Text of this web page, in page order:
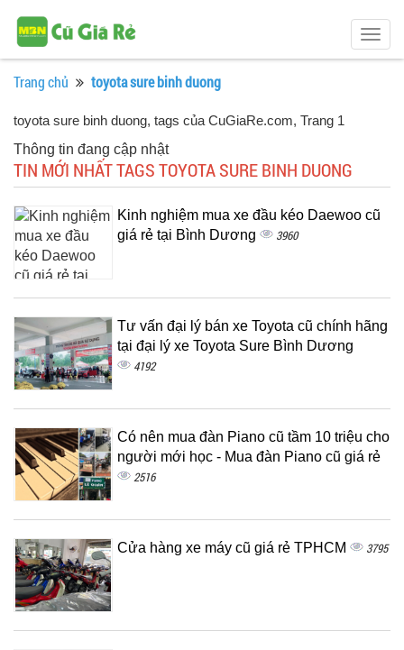
Trang chủ toyota sure binh duong
toyota sure binh duong, tags của CuGiaRe.com, Trang 1
Thông tin đang cập nhật
TIN MỚI NHẤT TAGS TOYOTA SURE BINH DUONG
Kinh nghiệm mua xe đầu kéo Daewoo cũ
giá rẻ tại Bình Dương
3960
Tư vấn đại lý bán xe Toyota cũ chính hãng
tại đại lý xe Toyota Sure Bình Dương
4192
Có nên mua đàn Piano cũ tầm 10 triệu cho
người mới học - Mua đàn Piano cũ giá rẻ
2516
Cửa hàng xe máy cũ giá rẻ TPHCM 3795